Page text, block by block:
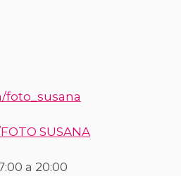
SUSANA
a 20:00